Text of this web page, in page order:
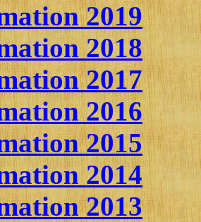
2019
2018
2017
2016
2015
2014
2013